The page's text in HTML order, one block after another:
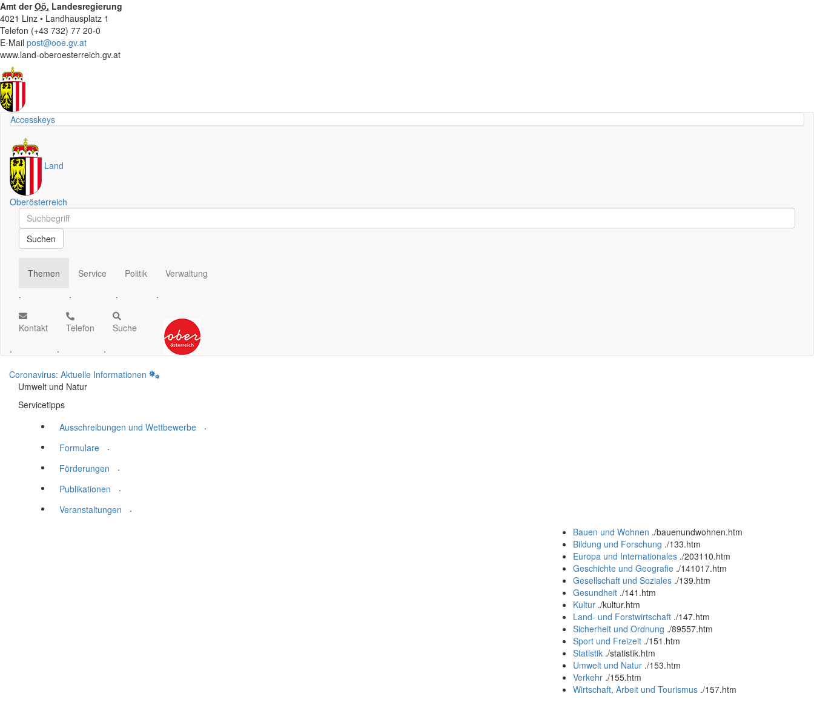
Amt derOö. Landesregierung
4021 Linz • Landhausplatz 1
Telefon (+43 732) 77 20-0
E-Mail post@ooe.gv.at
www.land-oberoesterreich.gv.at
Accesskeys
Land
Oberösterreich
Schnellsuche
Schnellsuche
Suchen
Themen
.
Service
.
Politik
.
Verwaltung
.
Kontakt
.
Telefon
.
Suche
.
Coronavirus: Aktuelle Informationen
Umwelt und Natur
Servicetipps
Ausschreibungen und Wettbewerbe
.
Formulare
.
Förderungen
.
Publikationen
.
Veranstaltungen
.
Bauen und Wohnen ./bauenundwohnen.htm
Bildung und Forschung ./133.htm
Europa und Internationales ./203110.htm
Geschichte und Geografie ./141017.htm
Gesellschaft und Soziales ./139.htm
Gesundheit ./141.htm
Kultur ./kultur.htm
Land- und Forstwirtschaft ./147.htm
Sicherheit und Ordnung ./89557.htm
Sport und Freizeit ./151.htm
Statistik ./statistik.htm
Umwelt und Natur ./153.htm
Verkehr ./155.htm
Wirtschaft, Arbeit und Tourismus ./157.htm